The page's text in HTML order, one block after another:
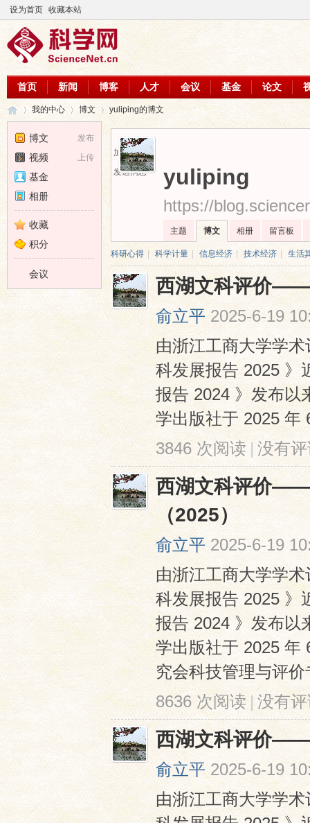
设为首页 收藏本站
首页 新闻 博客 人才 会议 基金 论文
›
我的中心 博文 yuliping的博文
加为好友
发送消息
yuliping
https://
主题 博文 相册 留言板
科研心得 科学计量 信息经济 技术经济 生活
西湖文科评价——
俞立平 2025-6-19
由浙江工商大学学
科发展报告 2025 》
报告 2024 》发布以
学出版社于 2025 年
3846 次阅读 | 没有
西湖文科评价——
（2025）
俞立平 2025-6-19
由浙江工商大学学
科发展报告 2025 》
报告 2024 》发布以
学出版社于 2025 年
究会科技管理与评
8636 次阅读 | 没有
西湖文科评价——
俞立平 2025-6-19
由浙江工商大学学
发布
博文
上传
视频
基金
相册
收藏
积分
会议